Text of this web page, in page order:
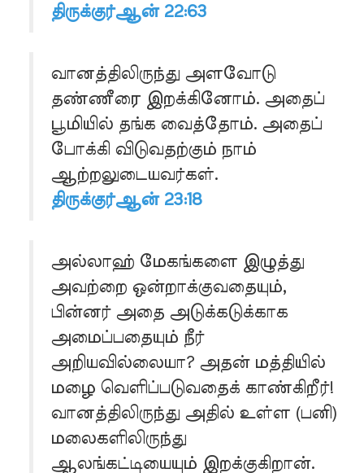
திருக்குர்ஆன் 22:63
வானத்திலிருந்து அளவோடு
தண்ணீரை இறக்கினோம். அதைப்
பூமியில் தங்க வைத்தோம். அதைப்
போக்கி விடுவதற்கும் நாம்
ஆற்றலுடையவர்கள்.
திருக்குர்ஆன் 23:18
அல்லாஹ் மேகங்களை இழுத்து
அவற்றை ஒன்றாக்குவதையும்,
பின்னர் அதை அடுக்கடுக்காக
அமைப்பதையும் நீர்
அறியவில்லையா? அதன் மத்தியில்
மழை வெளிப்படுவதைக் காண்கிறீர்!
வானத்திலிருந்து அதில் உள்ள (பனி)
மலைகளிலிருந்து
ஆலங்கட்டியையும் இறக்குகிறான்.